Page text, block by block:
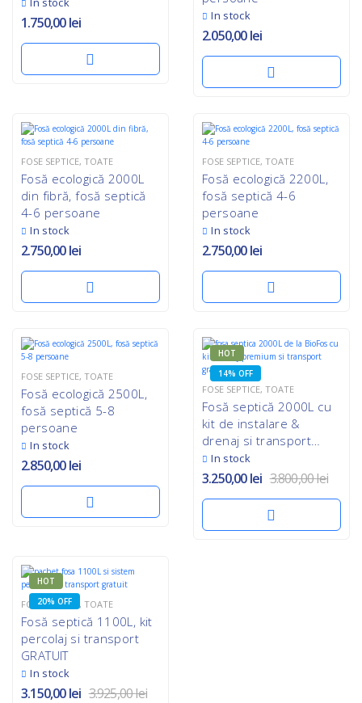
1.750,00lei In stock
2.050,00lei
FOSE SEPTICE, TOATE
Fosă ecologică 2000L
din fibră, fosă septică
4-6 persoane
In stock
2.750,00lei
FOSE SEPTICE, TOATE
Fosă ecologică 2200L,
fosă septică 4-6
persoane
In stock
2.750,00lei
FOSE SEPTICE, TOATE
Fosă ecologică 2500L,
fosă septică 5-8
persoane
In stock
2.850,00lei
HOT
14% OFF
FOSE SEPTICE, TOATE
Fosă septică 2000L cu
kit de instalare &
drenaj si transport
GRATUIT
In stock
3.250,00lei 3.800,00lei
HOT
20% OFF
FOSE SEPTICE , TOATE
Fosă septică 1100L, kit
percolaj si transport
GRATUIT
In stock
3.150,00lei 3.925,00lei